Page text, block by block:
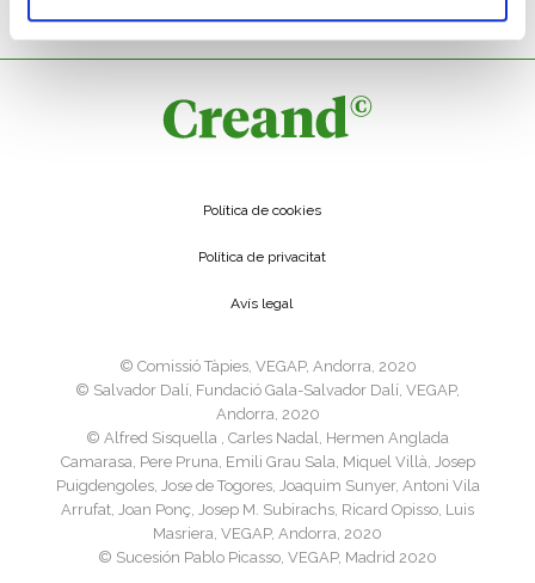
Política de cookies
Política de privacitat
Avís legal
©️ Comissió Tàpies, VEGAP, Andorra, 2020
©️ Salvador Dalí, Fundació Gala-Salvador Dalí, VEGAP,
Andorra, 2020
©️ Alfred Sisquella , Carles Nadal, Hermen Anglada
Camarasa, Pere Pruna, Emili Grau Sala, Miquel Villà, Josep
Puigdengoles, Jose de Togores, Joaquim Sunyer, Antoni Vila
Arrufat, Joan Ponç, Josep M. Subirachs, Ricard Opisso, Luis
Masriera, VEGAP, Andorra, 2020
©️ Sucesión Pablo Picasso, VEGAP, Madrid 2020